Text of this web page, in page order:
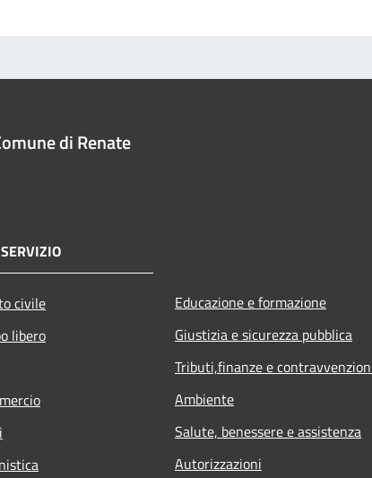
di Renate
civile
libero
Educazione e formazione
Giustizia e sicurezza pubblica
Tributi,finanze e
Ambiente
Salute, benessere e assistenza
Autorizzazioni